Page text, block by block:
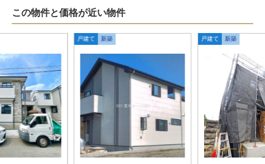
この物件と価格が近い物件
戸建て 新築 戸建て 新築